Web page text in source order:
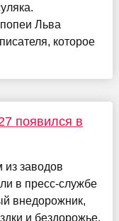
Льва
которое
появился в
из заводов
в пресс-службе
внедорожник,
и бездорожье.